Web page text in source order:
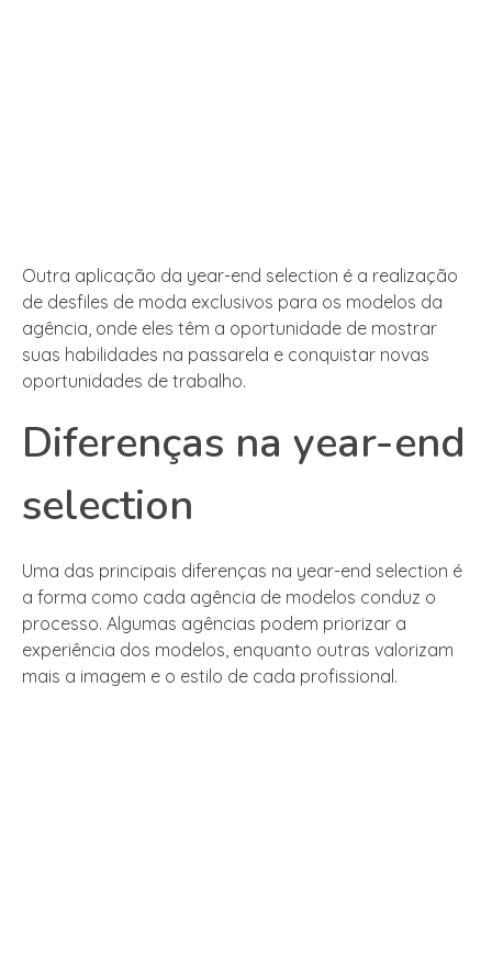
Outra aplicação da year-end selection é a realização
de desfiles de moda exclusivos para os modelos da
agência, onde eles têm a oportunidade de mostrar
suas habilidades na passarela e conquistar novas
oportunidades de trabalho.
Diferenças na year-end
selection
Uma das principais diferenças na year-end selection é
a forma como cada agência de modelos conduz o
processo. Algumas agências podem priorizar a
experiência dos modelos, enquanto outras valorizam
mais a imagem e o estilo de cada profissional.